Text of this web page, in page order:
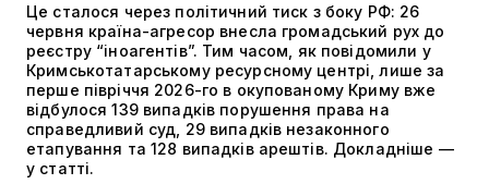
Це сталося через політичний тиск з боку РФ: 26
червня країна-агресор внесла громадський рух до
реєстру “іноагентів”. Тим часом, як повідомили у
Кримськотатарському ресурсному центрі, лише за
перше півріччя 2026-го в окупованому Криму вже
відбулося 139 випадків порушення права на
справедливий суд, 29 випадків незаконного
етапування та 128 випадків арештів. Докладніше —
у статті.